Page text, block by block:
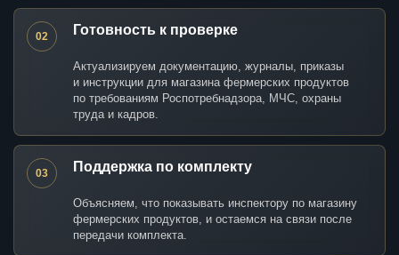
02 Готовность к проверке
Актуализируем документацию, журналы, приказы
и инструкции для магазина фермерских продуктов
по требованиям Роспотребнадзора, МЧС, охраны
труда и кадров.
03 Поддержка по комплекту
Объясняем, что показывать инспектору по магазину
фермерских продуктов, и остаемся на связи после
передачи комплекта.